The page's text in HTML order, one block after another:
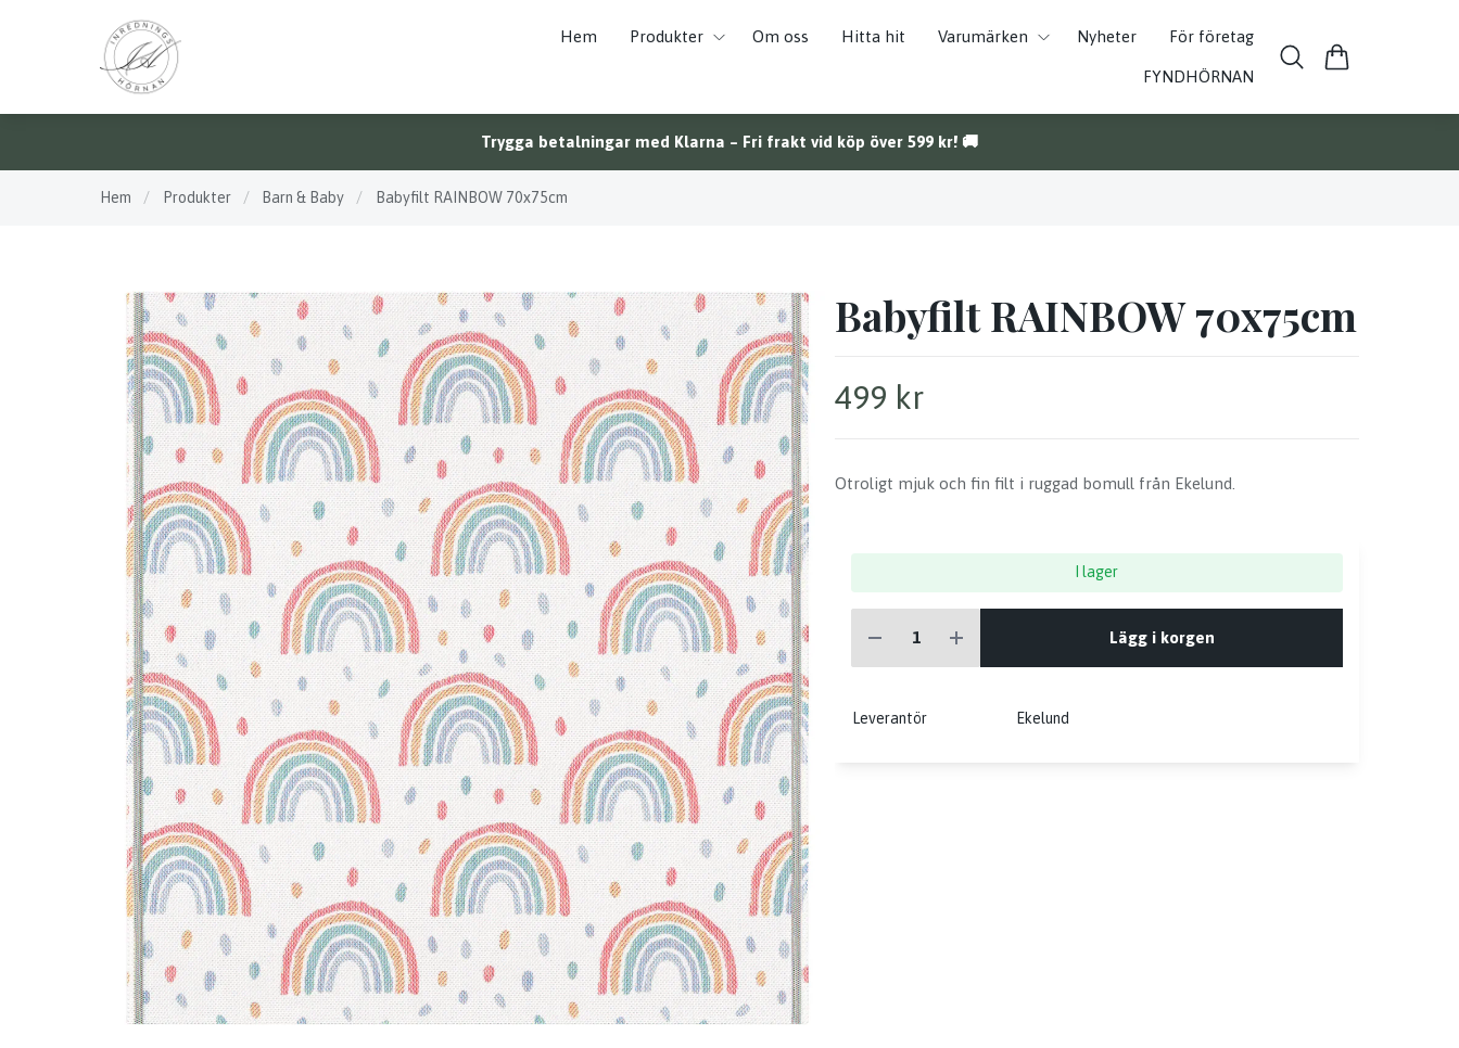
Hem Produkter Om oss Hitta hit Varumärken Nyheter För företag
FYNDHÖRNAN
Trygga betalningar med Klarna – Fri frakt vid köp över 599 kr! 🚚
Hem / Produkter / Barn & Baby / Babyfilt RAINBOW 70x75cm
Babyfilt RAINBOW 70x75cm
499 kr
Otroligt mjuk och fin filt i ruggad bomull från Ekelund.
I lager
Lägg i korgen
Leverantör Ekelund